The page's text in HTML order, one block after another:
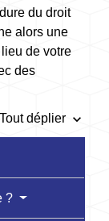
du droit
alors une
de votre
des
Tout déplier keyboard_arrow_down
?